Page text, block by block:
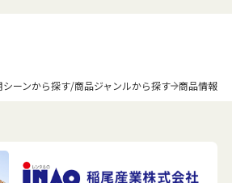
シーンから探す/商品ジャンルから探す 商品情報